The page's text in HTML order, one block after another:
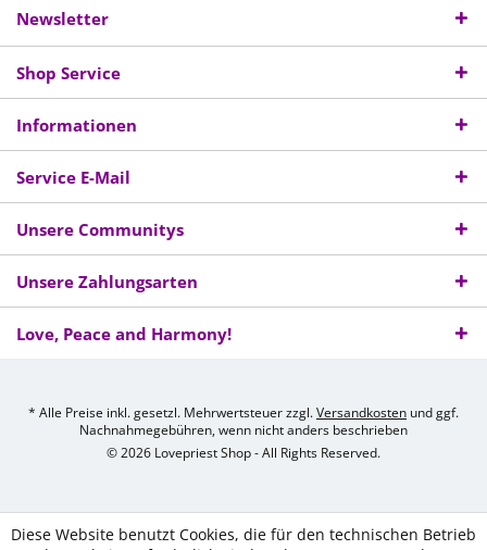
Newsletter
Shop Service
Informationen
Service E-Mail
Unsere Communitys
Unsere Zahlungsarten
Love, Peace and Harmony!
* Alle Preise inkl. gesetzl. Mehrwertsteuer zzgl.Versandkosten und ggf.
Nachnahmegebühren, wenn nicht anders beschrieben
© 2026 Lovepriest Shop - All Rights Reserved.
Diese Website benutzt Cookies, die für den technischen Betrieb